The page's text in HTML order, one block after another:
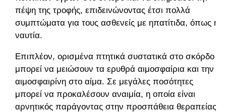
πέψη της τροφής, επιδεινώνοντας έτσι πολλά
συμπτώματα για τους ασθενείς με ηπατίτιδα, όπως η
ναυτία.
Επιπλέον, ορισμένα πτητικά συστατικά στο σκόρδο
μπορεί να μειώσουν τα ερυθρά αιμοσφαίρια και την
αιμοσφαιρίνη στο αίμα. Σε μεγάλες ποσότητες
μπορεί να προκαλέσουν αναιμία, η οποία είναι
αρνητικός παράγοντας στην προσπάθεια θεραπείας